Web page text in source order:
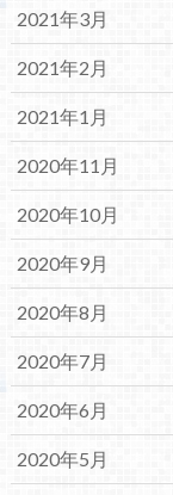
2021年3月
2021年2月
2021年1月
2020年11月
2020年10月
2020年9月
2020年8月
2020年7月
2020年6月
2020年5月